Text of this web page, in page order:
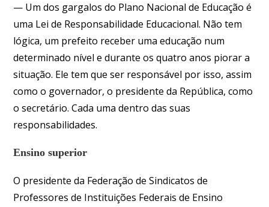
— Um dos gargalos do Plano Nacional de Educação é
uma Lei de Responsabilidade Educacional. Não tem
lógica, um prefeito receber uma educação num
determinado nível e durante os quatro anos piorar a
situação. Ele tem que ser responsável por isso, assim
como o governador, o presidente da República, como
o secretário. Cada uma dentro das suas
responsabilidades.
Ensino superior
O presidente da Federação de Sindicatos de
Professores de Instituições Federais de Ensino